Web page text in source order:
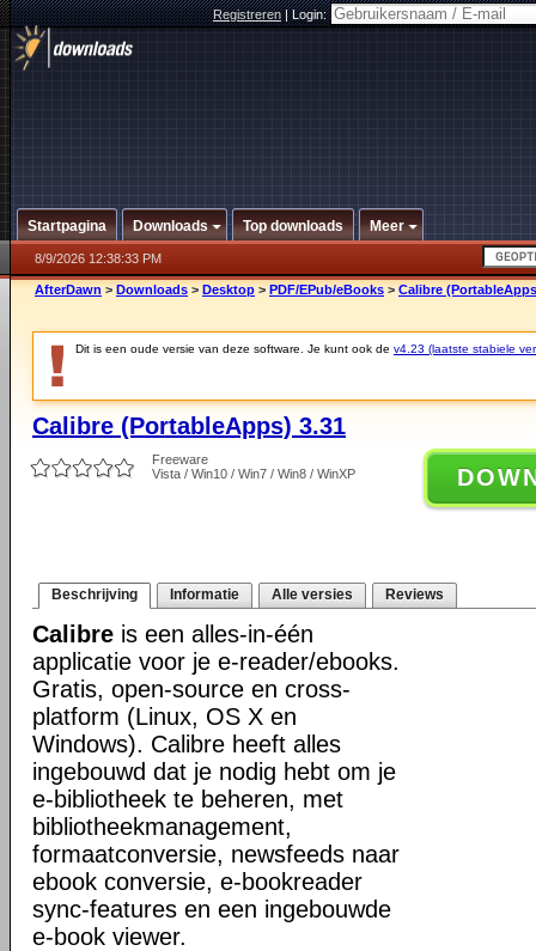
Registreren|Login:
Startpagina Downloads Top downloads Meer
8/9/2026 12:38:33 PM
AfterDawn > Downloads > Desktop > PDF/EPub/eBooks > Calibre
Dit is een oude versie van deze software. Je kunt ook de v4.23 (laatste stabiele
Calibre (PortableApps) 3.31
Freeware
Vista / Win10 / Win7 / Win8 / WinXP
Beschrijving Informatie Alle versies Reviews
Calibre is een alles-in-één
applicatie voor je e-reader/ebooks.
Gratis, open-source en cross-
platform (Linux, OS X en
Windows). Calibre heeft alles
ingebouwd dat je nodig hebt om je
e-bibliotheek te beheren, met
bibliotheekmanagement,
formaatconversie, newsfeeds naar
ebook conversie, e-bookreader
sync-features en een ingebouwde
e-book viewer.